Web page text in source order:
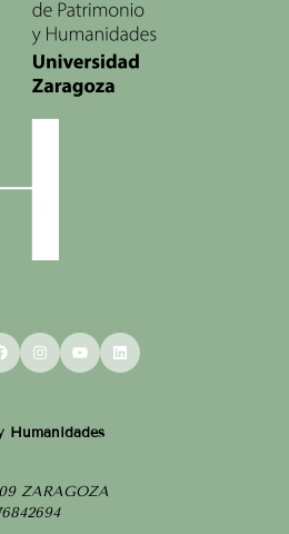
FacebookInstagram
YouTubeLinkedIn
Humanidades
ZARAGOZA